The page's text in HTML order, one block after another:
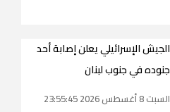
الجيش الإسرائيلي يعلن إصابة أحد
جنوده في جنوب لبنان
السبت 8 أغسطس 2026 23:55:45